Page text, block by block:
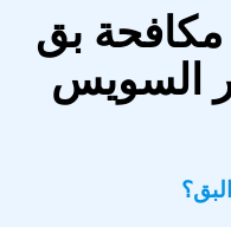
بق
السويس